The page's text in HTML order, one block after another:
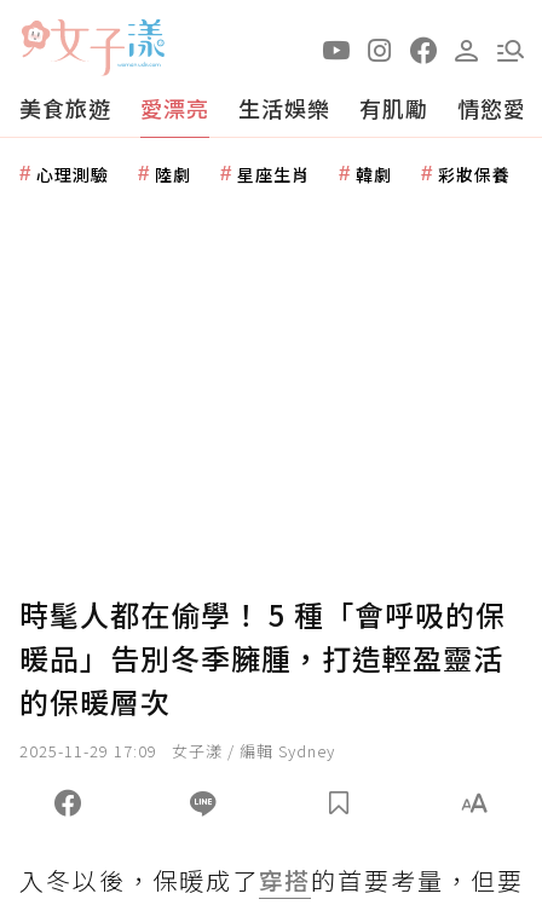
美食旅遊 愛漂亮 生活娛樂 有肌勵 情慾愛
心理測驗 陸劇 星座生肖 韓劇 彩妝保養
時髦人都在偷學！ 5 種「會呼吸的保
暖品」告別冬季臃腫，打造輕盈靈活
的保暖層次
2025-11-29 17:09 女子漾 / 編輯 Sydney
入冬以後，保暖成了穿搭的首要考量，但要